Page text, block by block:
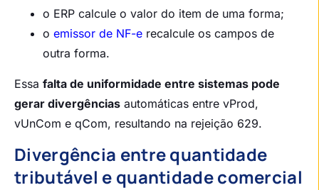
o ERP calcule o valor do item de uma forma;
o emissor de NF-e recalcule os campos de
outra forma.
Essa falta de uniformidade entre sistemas pode
gerar divergências automáticas entre vProd,
vUnCom e qCom, resultando na rejeição 629.
Divergência entre quantidade
tributável e quantidade comercial